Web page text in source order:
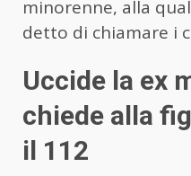
minorenne, alla
detto di chiamare i
Uccide la ex
chiede alla
il 112